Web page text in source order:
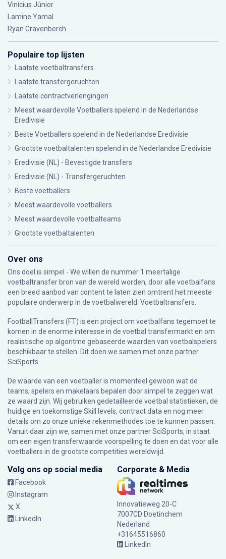
Vinícius Júnior
Lamine Yamal
Ryan Gravenberch
Populaire top lijsten
Laatste voetbaltransfers
Laatste transfergeruchten
Laatste contractverlengingen
Meest waardevolle Voetballers spelend in de Nederlandse
Eredivisie
Beste Voetballers spelend in de Nederlandse Eredivisie
Grootste voetbaltalenten spelend in de Nederlandse Eredivisie
Eredivisie (NL) - Bevestigde transfers
Eredivisie (NL) - Transfergeruchten
Beste voetballers
Meest waardevolle voetballers
Meest waardevolle voetbalteams
Grootste voetbaltalenten
Over ons
Ons doel is simpel - We willen de nummer 1 meertalige
voetbaltransfer bron van de wereld worden, door alle voetbalfans
een breed aanbod van content te laten zien omtrent het meeste
populaire onderwerp in de voetbalwereld: Voetbaltransfers.
FootballTransfers (FT) is een project om voetbalfans tegemoet te
komen in de enorme interesse in de voetbal transfermarkt en om
realistische op algoritme gebaseerde waarden van voetbalspelers
beschikbaar te stellen. Dit doen we samen met onze partner
SciSports
De waarde van een voetballer is momenteel gewoon wat de
teams, spelers en makelaars bepalen door simpel te zeggen wat
ze waard zijn. Wij gebruiken gedetailleerde voetbal statistieken, de
huidige en toekomstige Skill levels, contract data en nog meer
details om zo onze unieke rekenmethodes toe te kunnen passen.
Vanuit daar zijn we, samen met onze partner SciSports, in staat
om een eigen transferwaarde voorspelling te doen en dat voor alle
voetballers in de grootste competities wereldwijd.
Volg ons op social media
Facebook
Instagram
X
LinkedIn
Corporate & Media
Innovatieweg 20-C
7007CD Doetinchem
Nederland
+31645516860
LinkedIn